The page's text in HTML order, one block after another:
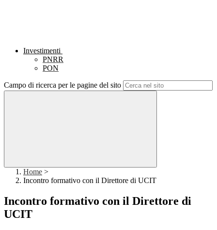
Investimenti
PNRR
PON
Campo di ricerca per le pagine del sito
Home >
Incontro formativo con il Direttore di UCIT
Incontro formativo con il Direttore di
UCIT